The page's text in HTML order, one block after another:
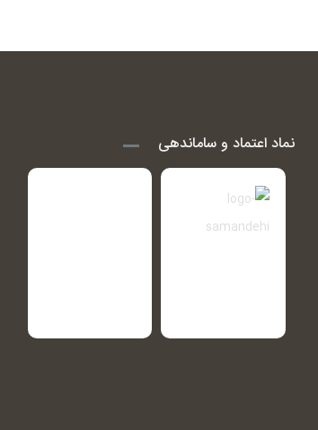
نماد اعتماد و ساماندهی